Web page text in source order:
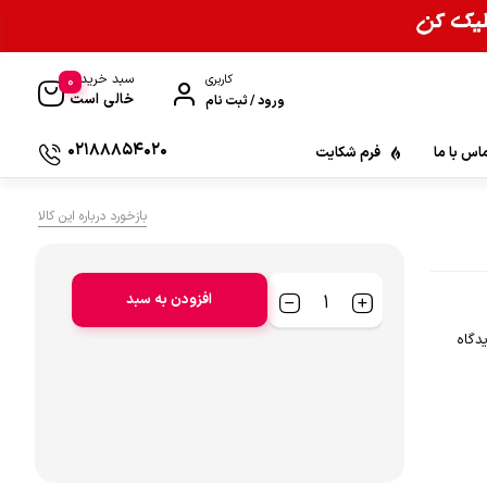
کاربری
ورود / ثبت نام
سبد خرید
خالی است
0
با ما فرم شکایت 02188854020
بازخورد درباره این کالا
افزودن به سبد